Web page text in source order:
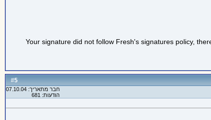
Your signature did not follow Fresh's signatures policy,
#
5
חבר מתאריך: 07.10.04
הודעות: 681